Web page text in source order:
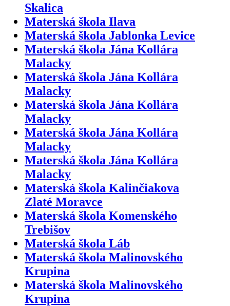
Skalica
Materská škola Ilava
Materská škola Jablonka Levice
Materská škola Jána Kollára
Malacky
Materská škola Jána Kollára
Malacky
Materská škola Jána Kollára
Malacky
Materská škola Jána Kollára
Malacky
Materská škola Jána Kollára
Malacky
Materská škola Kalinčiakova
Zlaté Moravce
Materská škola Komenského
Trebišov
Materská škola Láb
Materská škola Malinovského
Krupina
Materská škola Malinovského
Krupina